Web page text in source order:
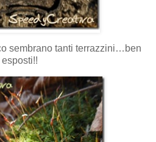
sembrano tanti terrazzini…ben
esposti!!